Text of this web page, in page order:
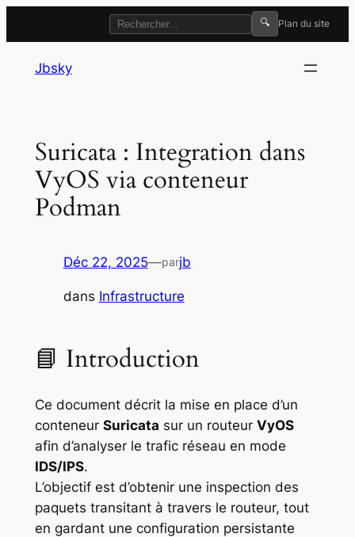
🔍 Plan du site
Jbsky
Suricata : Integration dans
VyOS via conteneur
Podman
Déc 22, 2025—parjb
dans Infrastructure
📘 Introduction
Ce document décrit la mise en place d’un
conteneur Suricata sur un routeur VyOS
afin d’analyser le trafic réseau en mode
IDS/IPS.
L’objectif est d’obtenir une inspection des
paquets transitant à travers le routeur, tout
en gardant une configuration persistante